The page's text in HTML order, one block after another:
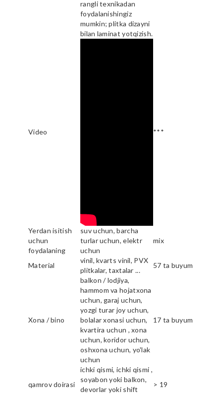
rangli texnikadan
foydalanishingiz
mumkin; plitka dizayni
bilan laminat yotqizish.
Video ***
Yerdan isitish
uchun
foydalaning
suv uchun, barcha
turlar uchun, elektr
uchun
mix
Material
vinil, kvarts vinil, PVX
plitkalar, taxtalar ...
57 ta buyum
Xona / bino
balkon / lodjiya,
hammom va hojatxona
uchun, garaj uchun,
yozgi turar joy uchun,
bolalar xonasi uchun,
kvartira uchun , xona
uchun, koridor uchun,
oshxona uchun, yo'lak
uchun
17 ta buyum
qamrov doirasi
ichki qismi, ichki qismi ,
soyabon yoki balkon,
devorlar yoki shift
> 19